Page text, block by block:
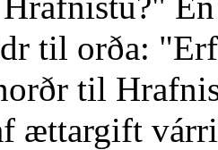
til orða:
til
ættargift